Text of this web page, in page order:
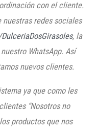
con el cliente.
nuestras redes sociales
, la
nuestro WhatsApp.Así
nuevos clientes.
ya que como les
“Nosotros no
productos que nos